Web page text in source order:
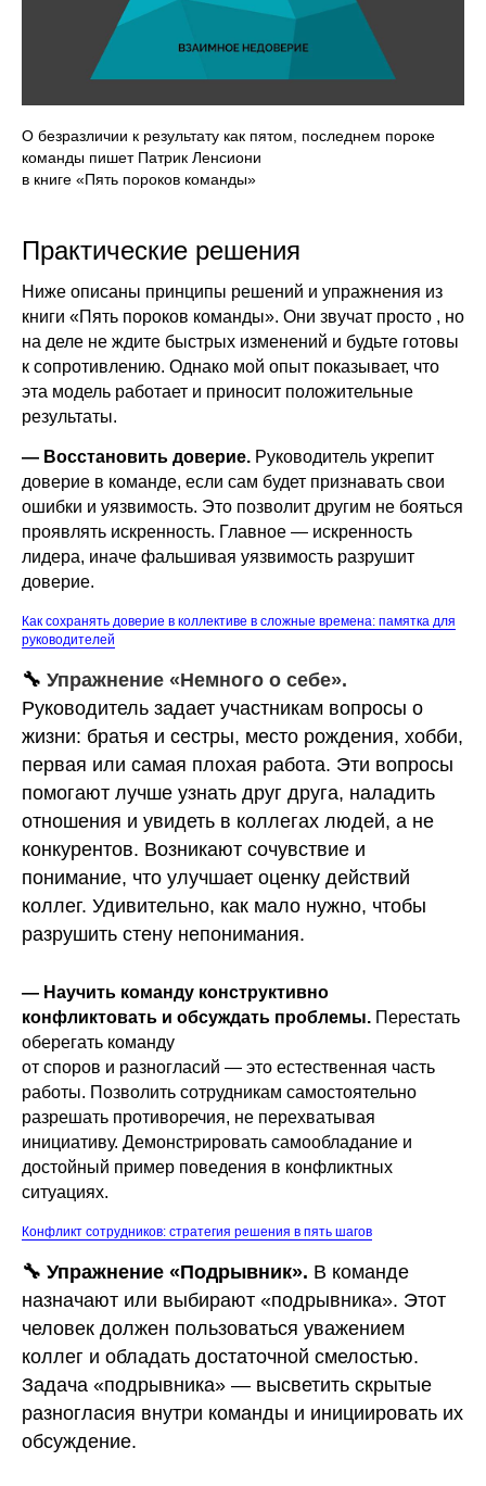
О безразличии к результату как пятом, последнем пороке
команды пишет Патрик Ленсиони
в книге «Пять пороков команды»
Практические решения
Ниже описаны принципы решений и упражнения из
книги «Пять пороков команды». Они звучат просто , но
на деле не ждите быстрых изменений и будьте готовы
к сопротивлению. Однако мой опыт показывает, что
эта модель работает и приносит положительные
результаты.
— Восстановить доверие. Руководитель укрепит
доверие в команде, если сам будет признавать свои
ошибки и уязвимость. Это позволит другим не бояться
проявлять искренность. Главное — искренность
лидера, иначе фальшивая уязвимость разрушит
доверие.
Как сохранять доверие в коллективе в сложные времена: памятка для
руководителей
🔧 Упражнение «Немного о себе».
Руководитель задает участникам вопросы о
жизни: братья и сестры, место рождения, хобби,
первая или самая плохая работа. Эти вопросы
помогают лучше узнать друг друга, наладить
отношения и увидеть в коллегах людей, а не
конкурентов. Возникают сочувствие и
понимание, что улучшает оценку действий
коллег. Удивительно, как мало нужно, чтобы
разрушить стену непонимания.
— Научить команду конструктивно
конфликтовать и обсуждать проблемы. Перестать
оберегать команду
от споров и разногласий — это естественная часть
работы. Позволить сотрудникам самостоятельно
разрешать противоречия, не перехватывая
инициативу. Демонстрировать самообладание и
достойный пример поведения в конфликтных
ситуациях.
Конфликт сотрудников: стратегия решения в пять шагов
🔧 Упражнение «Подрывник». В команде
назначают или выбирают «подрывника». Этот
человек должен пользоваться уважением
коллег и обладать достаточной смелостью.
Задача «подрывника» — высветить скрытые
разногласия внутри команды и инициировать их
обсуждение.